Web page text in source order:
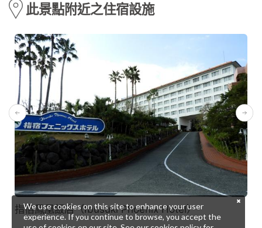
此景點附近之住宿設施
指宿鳳凰飯店（Ibusuki Phoenix Hotel）
We use cookies on this site to enhance your user
experience. If you continue to browse, you accept the